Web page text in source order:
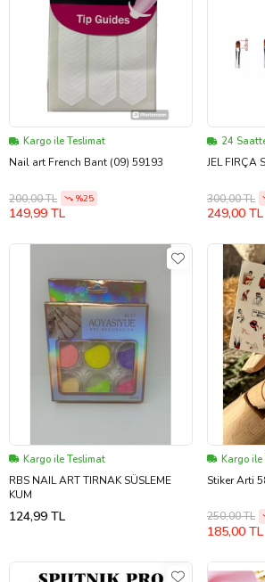
Kargo ile Teslimat
Nail art French Bant (09) 59193
200,00 TL %25
149,99 TL
24
JEL FIRÇA
300,00 TL
249,00 TL
Kargo ile Teslimat
RBS NAIL ART TIRNAK SÜSLEME
KUM
124,99 TL
Kargo ile
Stiker Arti
250,00 TL
185,00 TL